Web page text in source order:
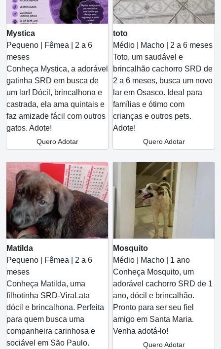
Mystica
Pequeno | Fêmea | 2 a 6
meses
Conheça Mystica, a adorável
gatinha SRD em busca de
um lar! Dócil, brincalhona e
castrada, ela ama quintais e
faz amizade fácil com outros
gatos. Adote!
Quero Adotar
toto
Médio | Macho | 2 a 6 meses
Toto, um saudável e
brincalhão cachorro SRD de
2 a 6 meses, busca um novo
lar em Osasco. Ideal para
famílias e ótimo com
crianças e outros pets.
Adote!
Quero Adotar
Matilda
Pequeno | Fêmea | 2 a 6
meses
Conheça Matilda, uma
filhotinha SRD-ViraLata
dócil e brincalhona. Perfeita
para quem busca uma
companheira carinhosa e
sociável em São Paulo.
Mosquito
Médio | Macho | 1 ano
Conheça Mosquito, um
adorável cachorro SRD de 1
ano, dócil e brincalhão.
Pronto para ser seu fiel
amigo em Santa Maria.
Venha adotá-lo!
Quero Adotar